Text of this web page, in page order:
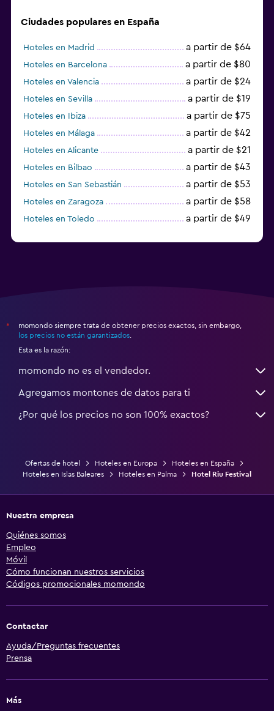
Ciudades populares en España
Hoteles en Madrid a partir de $64
Hoteles en Barcelona a partir de $80
Hoteles en Valencia a partir de $24
Hoteles en Sevilla a partir de $19
Hoteles en Ibiza a partir de $75
Hoteles en Málaga a partir de $42
Hoteles en Alicante a partir de $21
Hoteles en Bilbao a partir de $43
Hoteles en San Sebastián a partir de $53
Hoteles en Zaragoza a partir de $58
Hoteles en Toledo a partir de $49
*
momondo siempre trata de obtener precios exactos, sin embargo,
los precios no están garantizados
Esta es la razón:
momondo no es el vendedor.
Agregamos montones de datos para ti
¿Por qué los precios no son 100% exactos?
Ofertas de hotel Hoteles en Europa
Hoteles en España
Hoteles en Islas Baleares
Hoteles en Palma Hotel Riu Festival
Nuestra empresa
Quiénes somos
Empleo
Móvil
Cómo funcionan nuestros servicios
Códigos promocionales momondo
Contactar
Ayuda/Preguntas frecuentes
Prensa
Más